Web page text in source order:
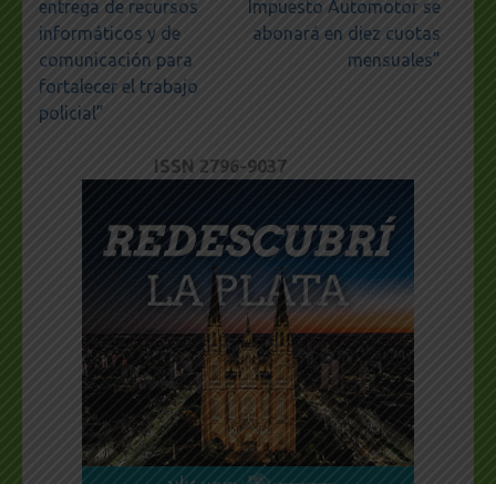
entrega de recursos
informáticos y de
comunicación para
fortalecer el trabajo
policial”
Impuesto Automotor se
abonará en diez cuotas
mensuales”
ISSN 2796-9037